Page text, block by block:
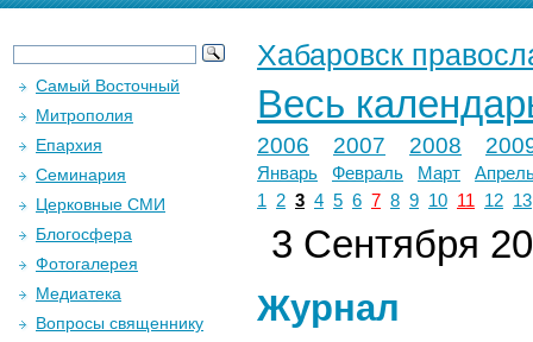
Хабаровск
Весь
2006 2007 2008
Январь Февраль Март
1
2 3 4 5 6 7 8 9 10 11 12 13
3 Сентября
Журнал
Самый Восточный
Митрополия
Епархия
Семинария
Церковные СМИ
Блогосфера
Фотогалерея
Медиатека
Вопросы священнику